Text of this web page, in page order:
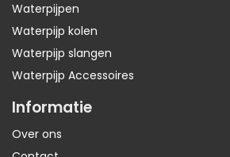
Waterpijpen
Waterpijp kolen
Waterpijp slangen
Waterpijp Accessoires
Informatie
Over ons